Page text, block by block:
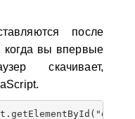
после
когда вы впервые
скачивает,